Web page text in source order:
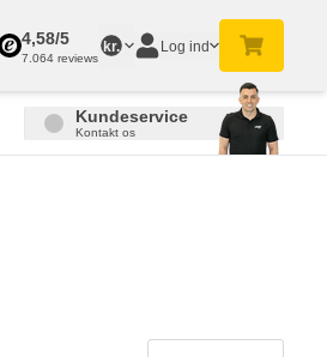
4,58/5
7.064 reviews
kr. Log ind
Kundeservice
Kontakt os